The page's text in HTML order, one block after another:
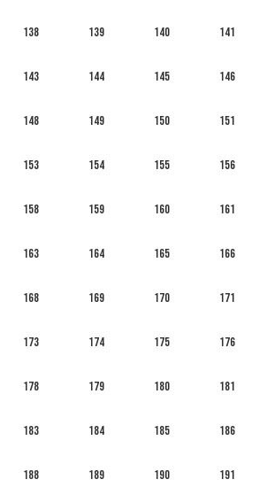
138 139 140 141
143 144 145 146
148 149 150 151
153 154 155 156
158 159 160 161
163 164 165 166
168 169 170 171
173 174 175 176
178 179 180 181
183 184 185 186
188 189 190 191